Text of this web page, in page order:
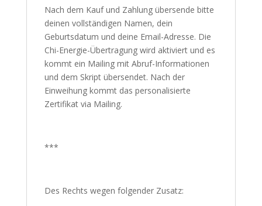
Nach dem Kauf und Zahlung übersende bitte
deinen vollständigen Namen, dein
Geburtsdatum und deine Email-Adresse. Die
Chi-Energie-Übertragung wird aktiviert und es
kommt ein Mailing mit Abruf-Informationen
und dem Skript übersendet. Nach der
Einweihung kommt das personalisierte
Zertifikat via Mailing.
***
Des Rechts wegen folgender Zusatz: